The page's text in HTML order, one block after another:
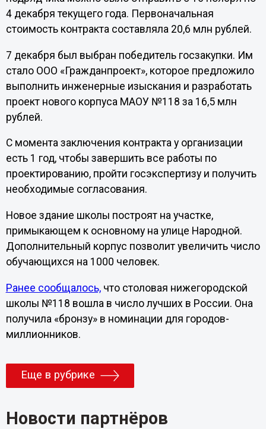
4 декабря текущего года. Первоначальная
стоимость контракта составляла 20,6 млн рублей.
7 декабря был выбран победитель госзакупки. Им
стало ООО «Гражданпроект», которое предложило
выполнить инженерные изыскания и разработать
проект нового корпуса МАОУ №118 за 16,5 млн
рублей.
С момента заключения контракта у организации
есть 1 год, чтобы завершить все работы по
проектированию, пройти госэкспертизу и получить
необходимые согласования.
Новое здание школы построят на участке,
примыкающем к основному на улице Народной.
Дополнительный корпус позволит увеличить число
обучающихся на 1000 человек.
Ранее сообщалось,что столовая нижегородской
школы №118 вошла в число лучших в России. Она
получила «бронзу» в номинации для городов-
миллионников.
Еще в рубрике
Новости партнёров